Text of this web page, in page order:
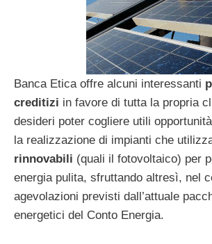
Banca Etica offre alcuni interessanti
creditizi in favore di tutta la propria
desideri poter cogliere utili
la realizzazione di impianti che
rinnovabili (quali il fotovoltaico) per
energia pulita, sfruttando altresì, nel
agevolazioni previsti dall’attuale
energetici del Conto Energia.